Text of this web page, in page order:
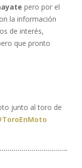
pero por el
la información
de interés,
que pronto
junto al toro de